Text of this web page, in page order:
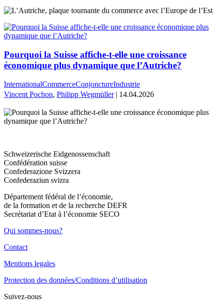
Pourquoi la Suisse affiche-t-elle une croissance
économique plus dynamique que l’Autriche?
InternationalCommerceConjonctureIndustrie
Vincent Pochon, Philipp Wegmüller| 14.04.2026
Schweizerische Eidgenossenschaft
Confédération suisse
Confederazione Svizzera
Confederaziun svizra
Département fédéral de l’économie,
de la formation et de la recherche DEFR
Secrétariat d’Etat à l’économie SECO
Qui sommes-nous?
Contact
Mentions legales
Protection des données/Conditions d’utilisation
Suivez-nous